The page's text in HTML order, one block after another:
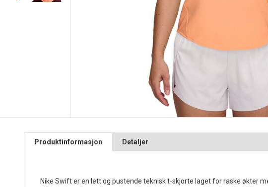
Produktinformasjon Detaljer
Nike Swift er en lett og pustende teknisk t‑skjorte laget for raske økter